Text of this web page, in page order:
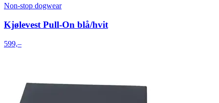
Non-stop dogwear
Kjølevest Pull-On blå/hvit
599,–